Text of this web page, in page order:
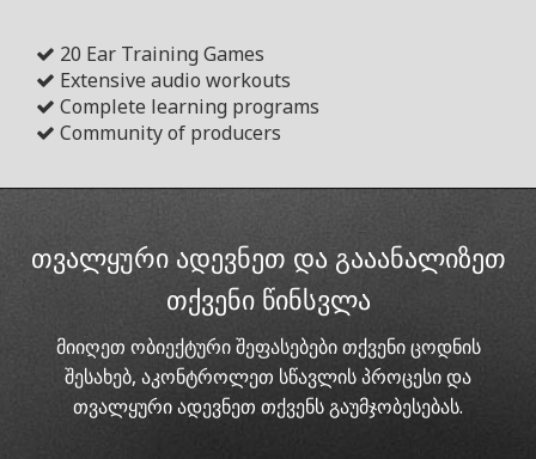
20 Ear Training Games
Extensive audio workouts
Complete learning programs
Community of producers
თვალყური ადევნეთ და გააანალიზეთ
თქვენი წინსვლა
მიიღეთ ობიექტური შეფასებები თქვენი ცოდნის
შესახებ, აკონტროლეთ სწავლის პროცესი და
თვალყური ადევნეთ თქვენს გაუმჯობესებას.